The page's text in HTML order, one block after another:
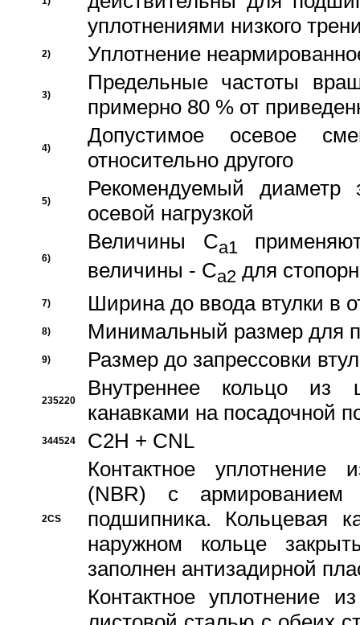
уплотнениями низкого
2) Уплотнение
3)
Предельные частоты
примерно 80 % от
4)
Допустимое осевое
относительно другого
5)
Рекомендуемый диаметр
осевой нагрузкой
6)
Величины Ca1
величины - Ca2 для
7) Ширина до ввода втулки в
8) Минимальный размер для
9) Размер до запрессовки
235220
Внутреннее кольцо из
канавками на посадочной
344524 C2H + CNL
2CS
Контактное уплотнение
(NBR) с
подшипника. Кольцевая
наружном кольце
заполнен антизадирной
Контактное уплотнение